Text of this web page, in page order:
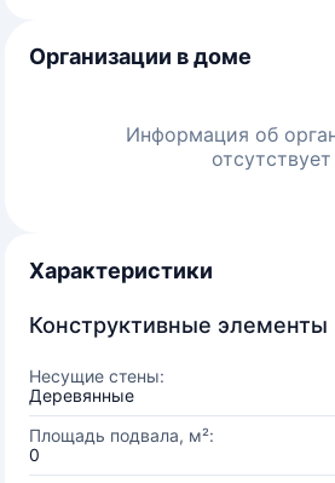
Организации в доме
Информация об
отсутствует
Характеристики
Конструктивные элементы
Несущие стены:
Деревянные
Площадь подвала, м²:
0